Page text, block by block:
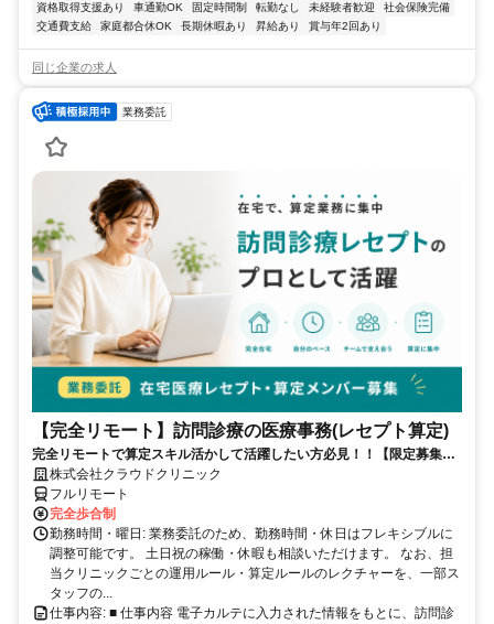
資格取得支援あり 車通勤OK 固定時間制 転勤なし 未経験者歓迎
社会保険完備
交通費支給
家庭都合休OK 長期休暇あり 昇給あり 賞与年2回あり
同じ企業の求人
業務委託
【完全リモート】訪問診療の医療事務(レセプト算定)
完全リモートで算定スキル活かして活躍したい方必見！！【限定募集】
完全リモート｜在宅医療レセプト算定（成果報酬型／業務委託）
株式会社クラウドクリニック
フルリモート
完全歩合制
勤務時間・曜日: 業務委託のため、勤務時間・休日はフレキシブルに
調整可能です。 土日祝の稼働・休暇も相談いただけます。 なお、担
当クリニックごとの運用ルール・算定ルールのレクチャーを、一部ス
タッフの...
仕事内容: ■ 仕事内容 電子カルテに入力された情報をもとに、訪問診